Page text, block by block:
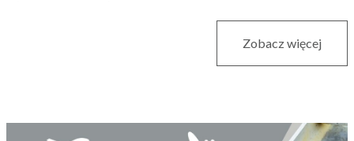
Zobacz więcej